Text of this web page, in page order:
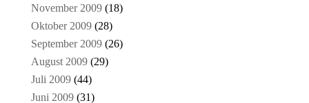
November 2009(18)
Oktober 2009(28)
September 2009(26)
August 2009(29)
Juli 2009(44)
Juni 2009(31)